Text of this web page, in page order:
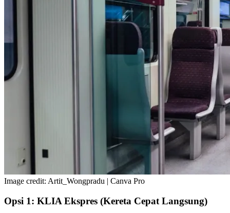
Image credit: Artit_Wongpradu | Canva Pro
Opsi 1: KLIA Ekspres (Kereta Cepat Langsung)